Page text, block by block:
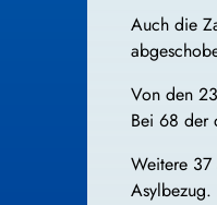
Auch die
Von den
Bei 68 der
Weitere 37
Asylbezug.